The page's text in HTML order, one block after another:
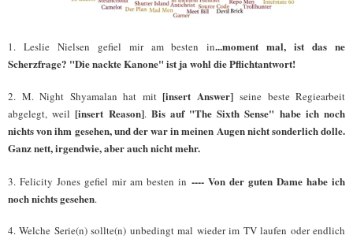
1. Leslie Nielsen gefiel mir am besten in...moment mal, ist das ne
Scherzfrage? "Die nackte Kanone" ist ja wohl die Pflichtantwort!
2. M. Night Shyamalan hat mit [insert Answer] seine beste Regiearbeit
abgelegt, weil[insert Reason]. Bis auf "The Sixth Sense" habe ich noch
nichts von ihm gesehen, und der war in meinen Augen nicht sonderlich dolle.
Ganz nett, irgendwie, aber auch nicht mehr.
3. Felicity Jones gefiel mir am besten in ---- Von der guten Dame habe ich
noch nichts gesehen.
4. Welche Serie(n) sollte(n) unbedingt mal wieder im TV laufen oder endlich